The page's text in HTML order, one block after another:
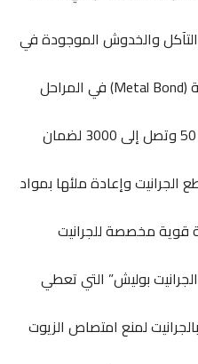
والخدوش الموجودة في
استخدام أقراص الألماظ المعدنية (Metal Bond) في المراحل
الصنفرة المتدرجة بأرقام تبدأ من 50 وتصل إلى 3000 لضمان
وإعادة ملئها بمواد
مخصصة للجرانيت
بوليش” التي تعطي
لمنع امتصاص الزيوت